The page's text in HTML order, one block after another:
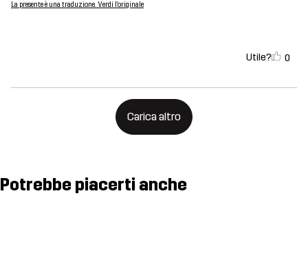
La presente è una traduzione. Verdi l'originale
Utile? 0
Carica altro
Potrebbe piacerti anche